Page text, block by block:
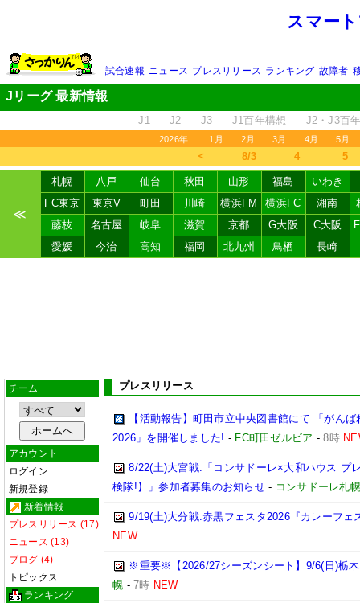
スマー
試合速報 ニュース プレスリリース ランキング 故障者
Jリーグ 最新情報
J1 J2 J3 J1百年構想 J2・J3百
2026年 1月 2月 3月 4月 5月
＜ 8/3 4 5
≪
札幌 八戸 仙台 秋田 山形 福島
いわき
FC東京
東京V 町田 川崎 横浜FM 横浜FC 湘南
藤枝
名古屋 岐阜 滋賀 京都 G大阪 C大阪
愛媛
今治 高知 福岡 北九州 鳥栖 長崎
チーム
アカウント
ログイン
新規登録
新着情報
プレスリリース (17)
ニュース (13)
ブログ (4)
トピックス
ランキング
プレスリリース
【活動報告】町田市立中央図書館にて 「がん
2026」を開催しました! - FC町田ゼルビア -8時
8/22(土)大宮戦:「コンサドーレ×大和ハウス プ
検隊!】」参加者募集のお知らせ - コンサドーレ札幌
9/19(土)大分戦:赤黒フェスタ2026『カレーフェ
NEW
※重要※【2026/27シーズンシート】9/6(日)栃
幌 -7時 NEW